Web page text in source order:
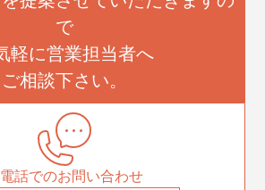
で
軽に営業担当者へ
ご相談下さい。
話でのお問い合わせ